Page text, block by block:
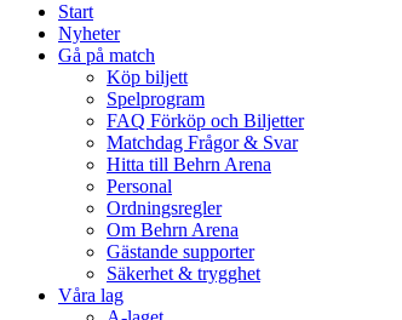
Start
Nyheter
Gå på match
Köp biljett
Spelprogram
FAQ Förköp och Biljetter
Matchdag Frågor & Svar
Hitta till Behrn Arena
Personal
Ordningsregler
Om Behrn Arena
Gästande supporter
Säkerhet & trygghet
Våra lag